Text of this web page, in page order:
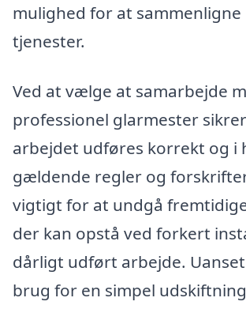
mulighed for at sammenligne
tjenester.
Ved at vælge at samarbejde
professionel glarmester
arbejdet udføres korrekt og i
gældende regler og
vigtigt for at undgå
der kan opstå ved forkert
dårligt udført arbejde.
brug for en simpel